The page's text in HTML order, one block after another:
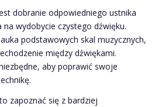
dobranie odpowiedniego ustnika
wydobycie czystego dźwięku.
podstawowych skal muzycznych,
między dźwiękami.
aby poprawić swoje
zapoznać się z bardziej